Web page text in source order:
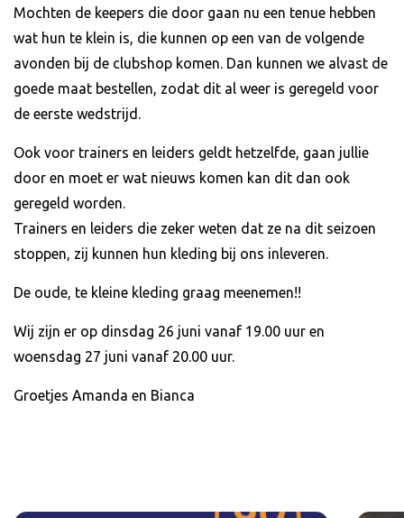
Mochten de keepers die door gaan nu een tenue hebben
wat hun te klein is, die kunnen op een van de volgende
avonden bij de clubshop komen. Dan kunnen we alvast de
goede maat bestellen, zodat dit al weer is geregeld voor
de eerste wedstrijd.
Ook voor trainers en leiders geldt hetzelfde, gaan jullie
door en moet er wat nieuws komen kan dit dan ook
geregeld worden.
Trainers en leiders die zeker weten dat ze na dit seizoen
stoppen, zij kunnen hun kleding bij ons inleveren.
De oude, te kleine kleding graag meenemen!!
Wij zijn er op dinsdag 26 juni vanaf 19.00 uur en
woensdag 27 juni vanaf 20.00 uur.
Groetjes Amanda en Bianca